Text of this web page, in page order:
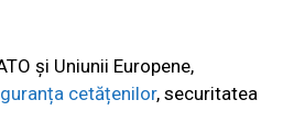
și Uniunii Europene,
cetățenilor, securitatea